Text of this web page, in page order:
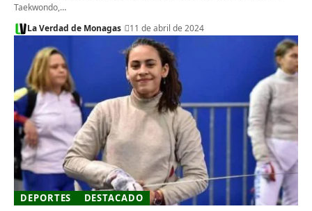
Taekwondo,…
La Verdad de Monagas
11 de abril de 2024
DEPORTES DESTACADO